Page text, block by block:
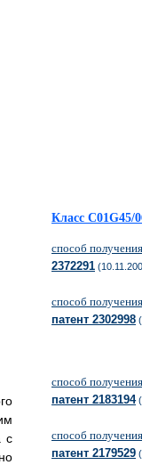
с
Класс C01G45/
способ
2372291
способ
патент 2302998
способ
патент 2183194
способ
патент 2179529